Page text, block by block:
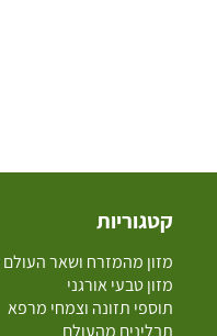
קטגוריות
מזון מהמזרח ושאר העולם
מזון טבעי אורגני
תוספי תזונה וצמחי מרפא
תבלינים מהעולם